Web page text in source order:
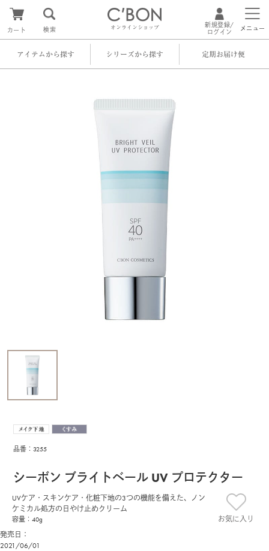
オンラインショップ
カート 検索
新規登録/
ログイン
メニュー
アイテムから探す シリーズから探す 定期お届け便
品番：3255
シーボン ブライトベール UV プロテクター
UVケア・スキンケア・化粧下地の3つの機能を備えた、ノン
ケミカル処方の日やけ止めクリーム
容量：40g
お気に入り
発売日：
2021/06/01